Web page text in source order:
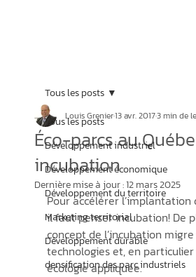
Tous les posts
Développement industriel
Développement économique
Développement du territoire
Marketing territorial
Développement durable
densification des parc industriels
Tous les posts
Éco-parcs au
incubation
Louis Grenier13 avr. 20173 min de
Dernière mise à jour :12 mars 2025
Pour accélérer l’implantation
il faut penser incubation! De
concept de l’incubation
technologies et, en
écologie appliquée.